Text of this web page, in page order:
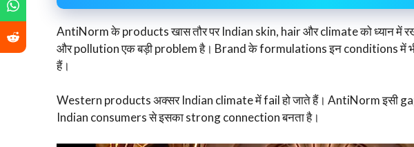
AntiNorm के products खास तौर पर Indian skin, hair और climate को ध्यान में
और pollution एक बड़ी problem है। Brand के formulations इन conditions में
हैं।
Western products अक्सर Indian climate में fail हो जाते हैं। AntiNorm इसी gap
Indian consumers से इसका strong connection बनता है।